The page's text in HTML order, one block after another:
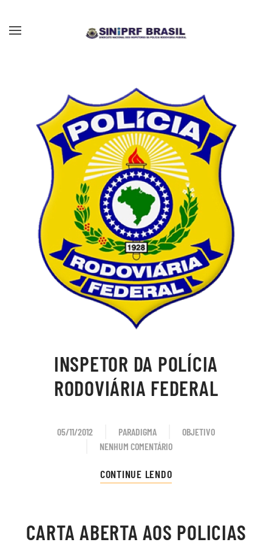
Skip to main content
INSPETOR DA POLÍCIA
RODOVIÁRIA FEDERAL
05/11/2012 PARADIGMA
OBJETIVO
NENHUM COMENTÁRIO
EM
DA
FEDERAL
CONTINUE LENDO
CARTA ABERTA AOS POLICIAS